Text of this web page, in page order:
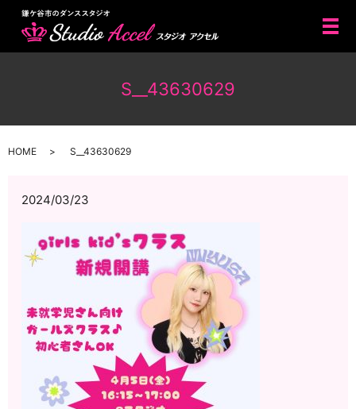
メ
S__43630629
HOME S__43630629
2024/03/23